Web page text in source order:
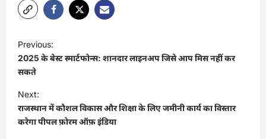
o
s
t
n
a
Previous:
2025 के बेस्ट स्मार्टफोन्स: शानदार लाइनअप जिसे आप मिस नहीं कर
सकते
Next:
राजस्थान में कौशल विकास और शिक्षा के लिए जमीनी कार्य का विस्तार
करेगा पीपल फ़ोरम ऑफ़ इंडिया